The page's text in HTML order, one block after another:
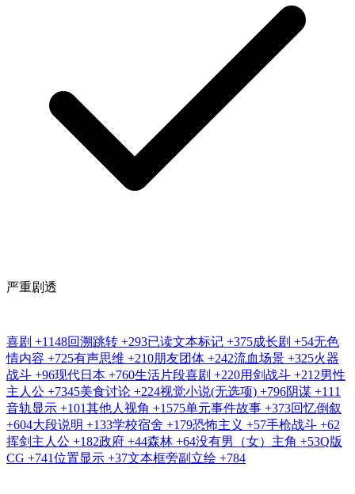
严重剧透
喜剧 +1148回溯跳转 +293已读文本标记 +375成长剧 +54无色
情内容 +725有声思维 +210朋友团体 +242流血场景 +325火器
战斗 +96现代日本 +760生活片段喜剧 +220用剑战斗 +212男性
主人公 +7345美食讨论 +224视觉小说(无选项) +796阴谋 +111
音轨显示 +101其他人视角 +1575单元事件故事 +373回忆倒叙
+604大段说明 +133学校宿舍 +179恐怖主义 +57手枪战斗 +62
挥剑主人公 +182政府 +44森林 +64没有男（女）主角 +53Q版
CG +741位置显示 +37文本框旁副立绘 +784